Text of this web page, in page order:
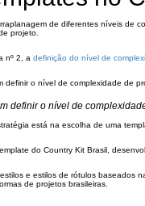
de diferentes níveis de
projeto.
nº 2, a definição do nível de
definir o nível de
está na escolha de uma
do Country Kit Brasil,
e estilos de rótulos baseados
de projetos brasileiras.